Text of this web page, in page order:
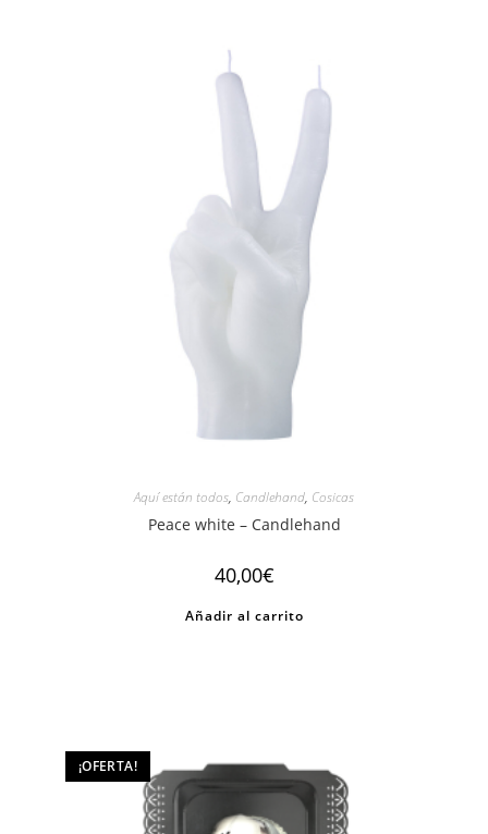
Aquí están todos, Candlehand, Cosicas
Peace white – Candlehand
40,00€
Añadir al carrito
¡OFERTA!